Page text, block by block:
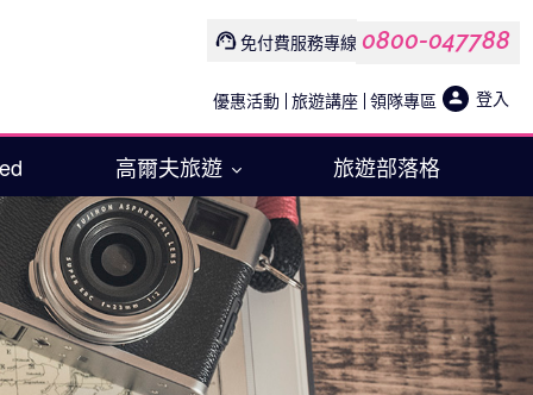
免付費服務專線 0800-047788
優惠活動 旅遊講座 領隊專區 登入
高爾夫旅遊 旅遊部落格